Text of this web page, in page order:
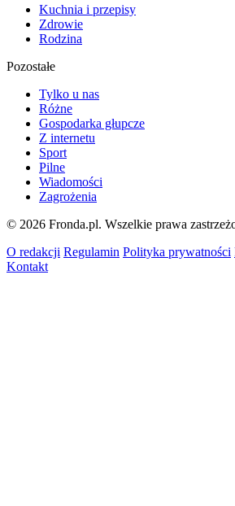
Kuchnia i przepisy
Zdrowie
Rodzina
Pozostałe
Tylko u nas
Różne
Gospodarka głupcze
Z internetu
Sport
Pilne
Wiadomości
Zagrożenia
© 2026 Fronda.pl. Wszelkie prawa
O redakcji Regulamin Polityka prywatności
Kontakt